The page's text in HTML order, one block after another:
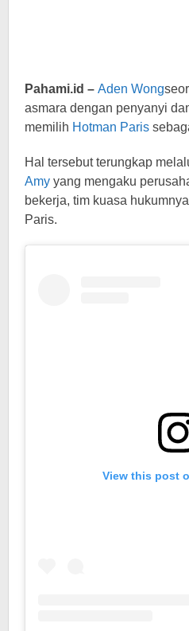
Pahami.id – Aden Wong
asmara dengan penyanyi
memilih Hotman Paris
Hal tersebut terungkap
Amy yang mengaku
bekerja, tim kuasa
Paris.
View this post